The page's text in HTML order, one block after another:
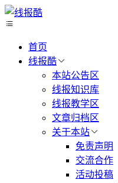
首页
线报酷
本站公告区
线报知识库
线报教学区
文章归档区
关于本站
免责声明
交流合作
活动投稿